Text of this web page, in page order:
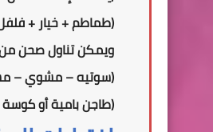
(طماطم + خيار +
ويمكن تناولصحن
(سوتيه – مشوي –
(طاجن بامية أو كوسة